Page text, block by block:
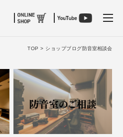
TOP > ショップブログ防音室相談会